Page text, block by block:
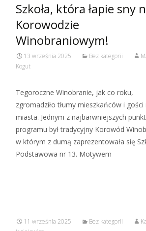
Szkoła, która łapie sny
Korowodzie
Winobraniowym!
13 września 2025 Bez kategorii
Kogut
Tegoroczne Winobranie, jak co roku,
zgromadziło tłumy mieszkańców i gości
miasta. Jednym z najbarwniejszych
programu był tradycyjny Korowód
w którym z dumą zaprezentowała się
Podstawowa nr 13. Motywem
11 września 2025 Bez kategorii